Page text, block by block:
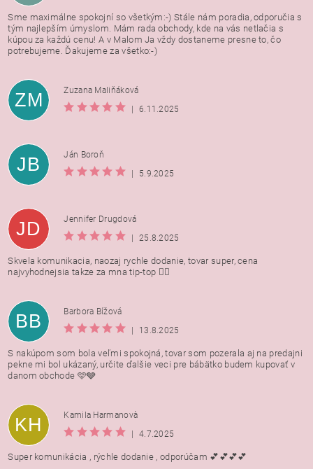
Sme maximálne spokojní so všetkým:-) Stále nám poradia, odporučia s
tým najlepším úmyslom. Mám rada obchody, kde na vás netlačia s
kúpou za každú cenu! A v Malom Ja vždy dostaneme presne to, čo
potrebujeme. Ďakujeme za všetko:-)
ZM
Zuzana Maliňáková
|
6.11.2025
JB
Ján Boroň
|
5.9.2025
JD
Jennifer Drugdová
|
25.8.2025
Skvela komunikacia, naozaj rychle dodanie, tovar super, cena
najvyhodnejsia takze za mna tip-top 👍🏻
BB
Barbora Bížová
|
13.8.2025
S nakúpom som bola veľmi spokojná, tovar som pozerala aj na predajni
pekne mi bol ukázaný, určite ďalšie veci pre bábätko budem kupovať v
danom obchode 🩵🩶
KH
Kamila Harmanovà
|
4.7.2025
Super komunikácia , rýchle dodanie , odporúčam 💕💕💕💕